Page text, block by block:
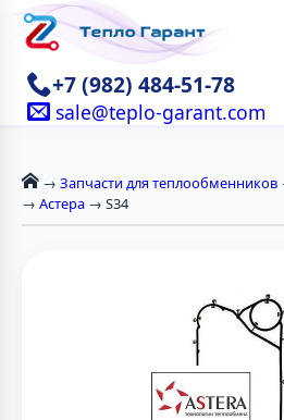
+7 (982) 484-51-78
sale@teplo-garant.com
→ Запчасти для теплообменников
→ Астера → S34